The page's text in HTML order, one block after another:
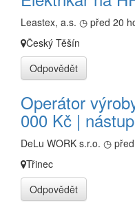
Leastex, a.s. ◷ před 20
Český Těšín
Odpovědět
Operátor
000 Kč |
DeLu WORK s.r.o. ◷
Třinec
Odpovědět